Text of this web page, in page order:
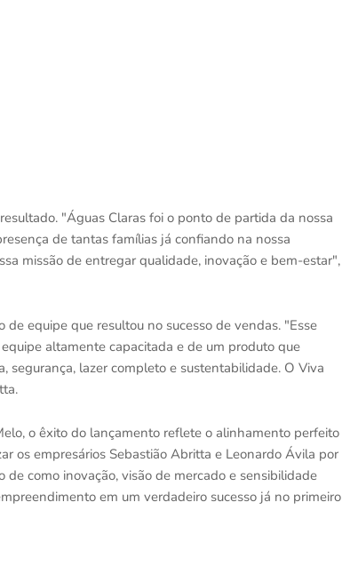
"Águas Claras foi o ponto de partida da nossa
de tantas famílias já confiando na nossa
missão de entregar qualidade, inovação e bem-estar",
equipe que resultou no sucesso de vendas. "Esse
altamente capacitada e de um produto que
segurança, lazer completo e sustentabilidade. O Viva
o êxito do lançamento reflete o alinhamento perfeito
os empresários Sebastião Abritta e Leonardo Ávila por
como inovação, visão de mercado e sensibilidade
em um verdadeiro sucesso já no primeiro